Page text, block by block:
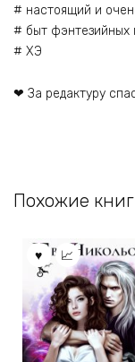
# настоящий и
# быт фэнтезийных
# ХЭ
❤ За редактуру
Похожие